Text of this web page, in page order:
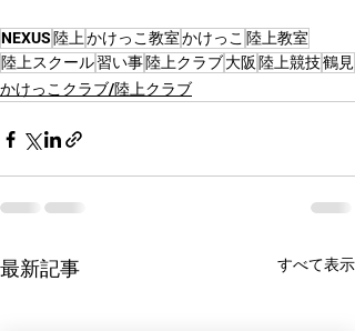
NEXUS 陸上かけっこ教室かけっこ 陸上教室
陸上スクール習い事陸上クラブ大阪 陸上競技鶴見
かけっこクラブ/陸上クラブ
最新記事 すべて表示